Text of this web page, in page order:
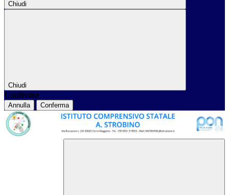
Chiudi
Chiudi
Conferma
Annulla Conferma